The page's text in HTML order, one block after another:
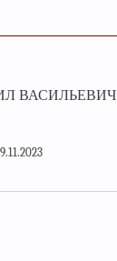
ВАСИЛЬЕВИЧ